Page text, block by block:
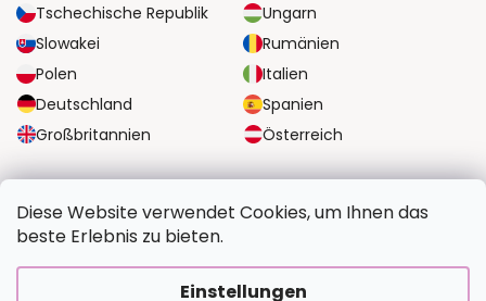
Diese Website verwendet Cookies, um Ihnen das
beste Erlebnis zu bieten.
Einstellungen
Tschechische Republik
Ungarn
Slowakei
Rumänien
Polen
Italien
Deutschland
Spanien
Großbritannien
Österreich
SICHERE ZAHLUNGSOPTIONEN